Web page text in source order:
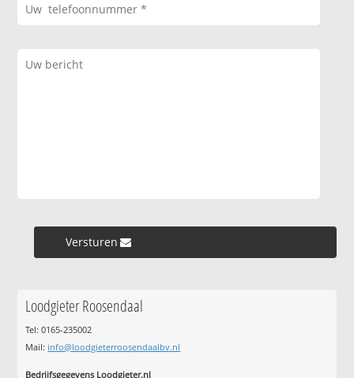
Versturen »
Loodgieter Roosendaal
Tel: 0165-235002
Mail: info@loodgieterroosendaalbv.nl
Bedrijfsgegevens Loodgieter.nl